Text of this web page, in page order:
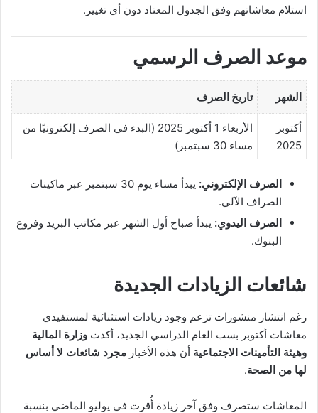
استلام معاشاتهم وفق الجدول المعتاد دون أي تغيير.
موعد الصرف الرسمي
الشهر تاريخ الصرف
أكتوبر
2025
الأربعاء 1 أكتوبر 2025 (البدء في الصرف إلكترونيًا من
مساء 30 سبتمبر)
الصرف الإلكتروني:
يبدأ مساء يوم 30 سبتمبر عبر ماكينات
الصراف الآلي.
الصرف اليدوي: يبدأ صباح أول الشهر عبر مكاتب البريد وفروع
البنوك.
شائعات الزيادات الجديدة
رغم انتشار منشورات تزعم وجود زيادات استثنائية لمستفيدي
معاشات أكتوبر بسب العام الدراسي الجديد، أكدت وزارة المالية
وهيئة التأمينات الاجتماعية أن هذه الأخبار مجرد شائعات لا أساس
لها من الصحة.
المعاشات ستصرف وفق آخر زيادة أُقرت في يوليو الماضي بنسبة